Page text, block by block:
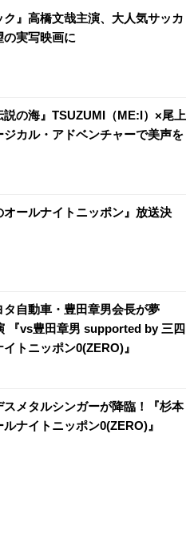
ク』高橋文哉主演、大人気サッカ
の実写映画に
説の海』TSUZUMI（ME:I）×尾上
ジカル・アドベンチャーで美声を
オールナイトニッポン』放送決
タ自動車・豊田章男会長が夢
『vs豊田章男 supported by 三四
トニッポン0(ZERO)』
スメタルシンガーが降臨！『杉本
ナイトニッポン0(ZERO)』